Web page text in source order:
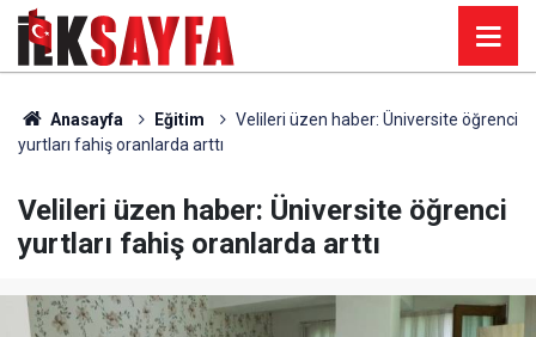
Anasayfa Eğitim
Velileri üzen haber: Üniversite öğrenci
yurtları fahiş oranlarda arttı
Velileri üzen haber: Üniversite öğrenci
yurtları fahiş oranlarda arttı